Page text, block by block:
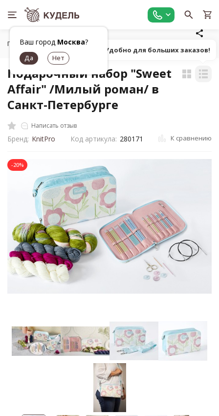
Ваш город Москва?
Главная Органайзеры для рукоделия
Подарочный набор "Sweet
Affair" /Милый роман/ в
Санкт-Петербурге
Написать отзыв
Бренд: KnitPro Код артикула: 280171 К сравнению
-20%
Попробуй! Удобно для больших заказов!